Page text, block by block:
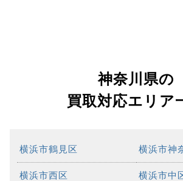
神奈川県の
買取対応エリア
横浜市鶴見区 横浜市神
横浜市西区 横浜市中